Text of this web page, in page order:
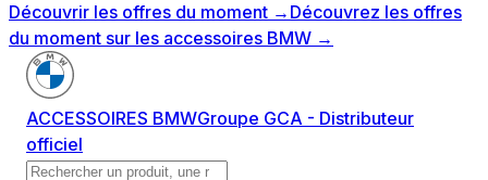
Découvrir les offres du moment → Découvrez les offres
du moment sur les accessoires BMW →
ACCESSOIRES BMWGroupe GCA - Distributeur
officiel